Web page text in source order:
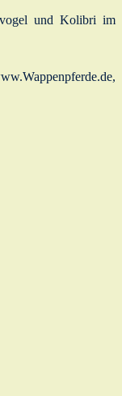
und Kolibri im